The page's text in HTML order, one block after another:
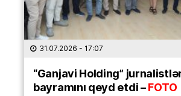
31.07.2026 - 17:07
“Ganjavi Holding”
bayramını qeyd etdi –FOTO